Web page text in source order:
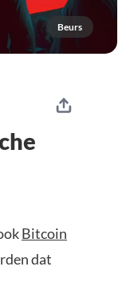
Beurs
Bitcoin
dat